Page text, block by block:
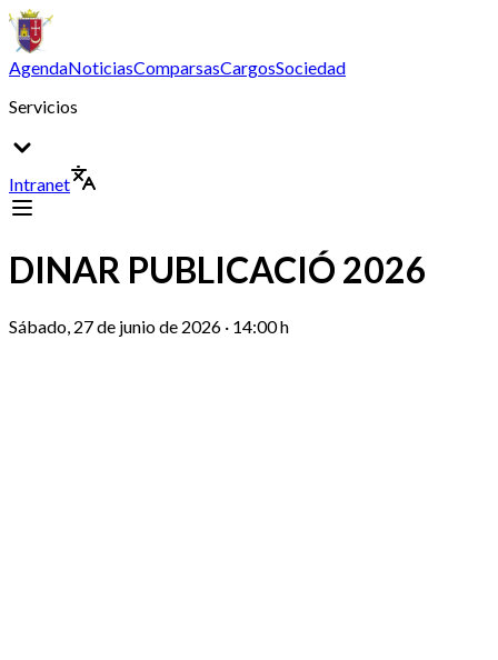
AgendaNoticiasComparsasCargosSociedad
Servicios
Intranet
DINAR PUBLICACIÓ 2026
Sábado, 27 de junio de 2026 · 14:00 h